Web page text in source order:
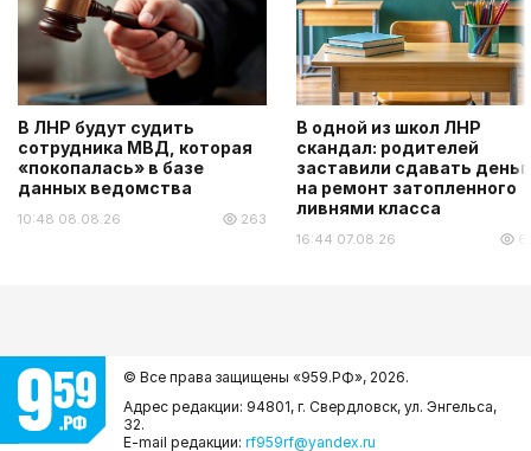
В ЛНР будут судить
сотрудника МВД, которая
«покопалась» в базе
данных ведомства
10:48 08.08.26 263
В одной из школ ЛНР
скандал: родителей
заставили сдавать
на ремонт затопленного
ливнями класса
16:44 07.08.26
© Все права защищены «959.РФ», 2026.
Адрес редакции: 94801, г. Свердловск, ул. Энгельса,
32.
E-mail редакции: rf959rf@yandex.ru